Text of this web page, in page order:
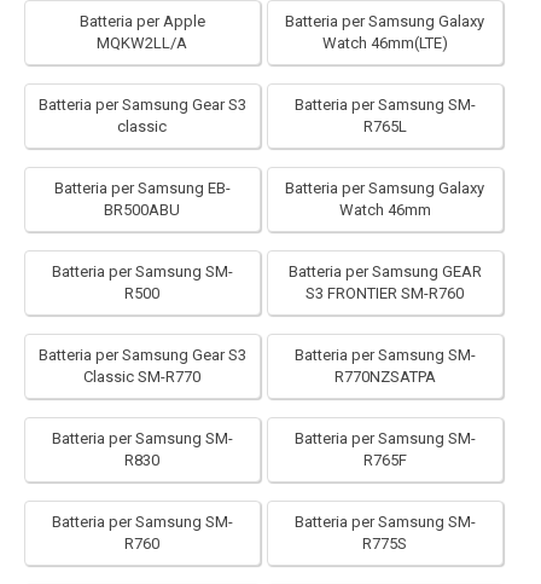
Batteria per Apple
MQKW2LL/A
Batteria per Samsung Galaxy
Watch 46mm(LTE)
Batteria per Samsung Gear S3
classic
Batteria per Samsung SM-
R765L
Batteria per Samsung EB-
BR500ABU
Batteria per Samsung Galaxy
Watch 46mm
Batteria per Samsung SM-
R500
Batteria per Samsung GEAR
S3 FRONTIER SM-R760
Batteria per Samsung Gear S3
Classic SM-R770
Batteria per Samsung SM-
R770NZSATPA
Batteria per Samsung SM-
R830
Batteria per Samsung SM-
R765F
Batteria per Samsung SM-
R760
Batteria per Samsung SM-
R775S